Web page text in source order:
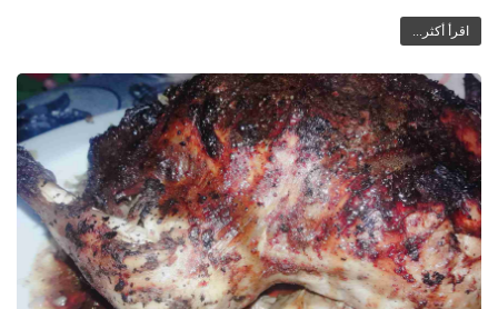
اقرأ أكثر...